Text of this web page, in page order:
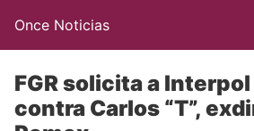
Once Noticias
FGR solicita a
contra Carlos “T”,